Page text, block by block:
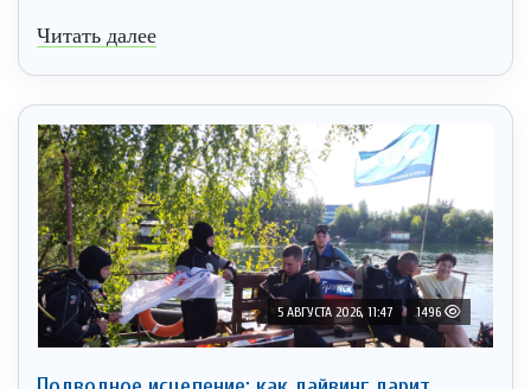
Читать далее
5 АВГУСТА 2026, 11:47 1496